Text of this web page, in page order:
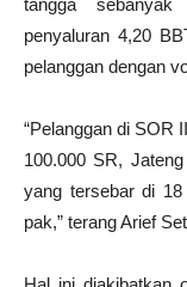
tangga
penyaluran 4,20
pelanggan dengan
“Pelanggan di SOR
100.000 SR,
yang tersebar di
pak,” terang Arief